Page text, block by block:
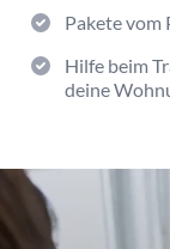
Pakete vom
Hilfe beim
deine